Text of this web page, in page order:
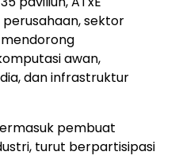
sektor
awan,
dan infrastruktur
pembuat
turut berpartisipasi